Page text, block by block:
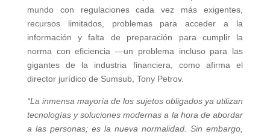
mundo con regulaciones cada vez más exigentes,
recursos limitados, problemas para acceder a la
información y falta de preparación para cumplir la
norma con eficiencia —un problema incluso para las
gigantes de la industria financiera, como afirma el
director jurídico de Sumsub, Tony Petrov.
“La inmensa mayoría de los sujetos obligados ya utilizan
tecnologías y soluciones modernas a la hora de abordar
a las personas; es la nueva normalidad. Sin embargo,